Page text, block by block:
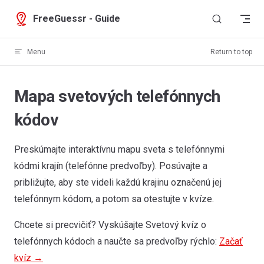
Skip to content
FreeGuessr - Guide
Menu Return to top
Mapa svetových telefónnych
kódov
Preskúmajte interaktívnu mapu sveta s telefónnymi
kódmi krajín (telefónne predvoľby). Posúvajte a
približujte, aby ste videli každú krajinu označenú jej
telefónnym kódom, a potom sa otestujte v kvíze.
Chcete si precvičiť? Vyskúšajte Svetový kvíz o
telefónnych kódoch a naučte sa predvoľby rýchlo: Začať
kvíz →
Greenland
+299